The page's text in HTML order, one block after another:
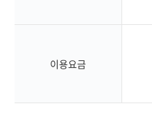
이용요금